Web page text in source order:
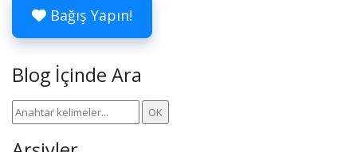
Bağış Yapın!
Blog İçinde Ara